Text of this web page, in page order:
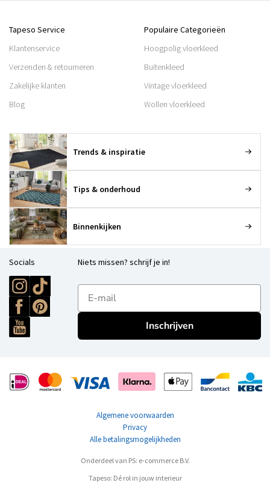
Tapeso Service
Klantenservice
Verzenden & retourneren
Zakelijke klanten
Blog
Populaire Categorieën
Hoogpolig vloerkleed
Buitenkleed
Vintage vloerkleed
Wollen vloerkleed
Trends & inspiratie
Tips & onderhoud
Binnenkijken
Socials Niets missen? schrijf je in!
E-mailadres
Inschrijven
Algemene voorwaarden
Privacy
Alle betalingsmogelijkheden
Onderdeel van PS: e-commerce B.V.
Tapeso: Dé rol in jouw interieur